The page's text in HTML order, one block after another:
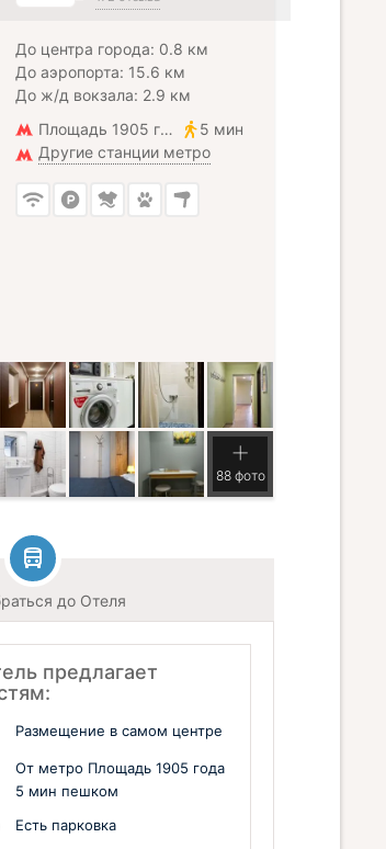
До центра города: 0.8 км
До аэропорта: 15.6 км
До ж/д вокзала: 2.9 км
Площадь 1905 года
5 мин
Другие станции метро
88 фото
до Отеля
предлагает
Размещение в самом центре
От метро Площадь 1905 года
5 мин пешком
Есть парковка